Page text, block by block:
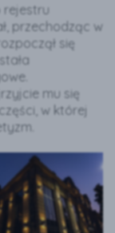
rejestru
przechodząc w
się
mu się
w której